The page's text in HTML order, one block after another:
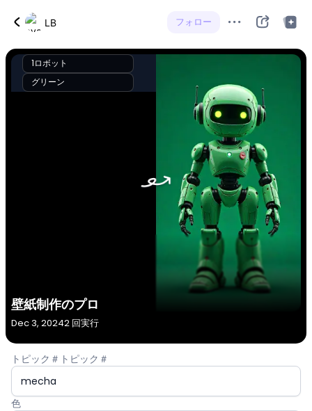
LB フォロー
1ロボット
グリーン
壁紙制作のプロ
Dec 3, 20242 回実行
トピック＃トピック＃
色